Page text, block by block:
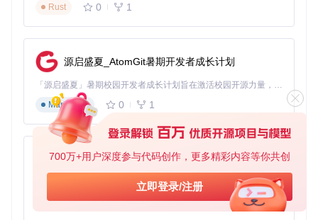
700万+用户深度参与代码创作，更多精彩内容等你共创
立即登录/注册
pi
直
接
安
发、
级使
用
单、
占用
★
☆
☆
☆
pip install mage-ai && m
age start my_first_proje
ct
二次
开
发、
定制
高度
灵
活、
可修
改源
★
★
★
★
e.com/gh_mirrors/ma/mage
-ai && cd mage-ai && pip
install -r requirements.
txt && python -m mage_a
i.cli.main start my_firs
t_project
Rust
0 1
源启盛夏_AtomGit暑期开发者成长计划
「源启盛夏」暑期校园开发者成长计划旨在激活校园开源力量，通过积分激励、认证扶持、资源倾斜等形式，引导高校组织和开发者完成「入驻 — 建项目 — 做贡献 — 获认证 — 得资源」的完整闭环。无论你是想带领社团入驻平台的组织者，还是希望用代码贡献证明自己的开发者，都能在这里找到属于你的成长路径。
Markdown
0 1
py-xiaozhi
基于Python的Xiaozhi AI，适用于想要完整Xiaozhi体验而无需拥有专用硬件的用户。
Python
0 1